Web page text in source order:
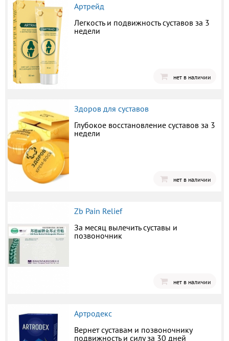
Артрейд
Легкость и подвижность суставов за 3
недели
нет в наличии
Здоров для суставов
Глубокое восстановление суставов за 3
недели
нет в наличии
Zb Pain Relief
За месяц вылечить суставы и
позвоночник
нет в наличии
Артродекс
Вернет суставам и позвоночнику
подвижность и силу за 30 дней